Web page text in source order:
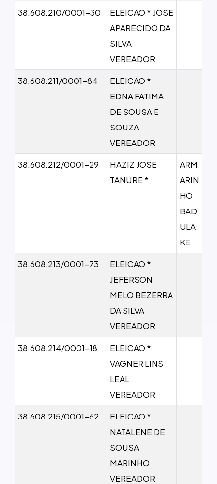
38.608.210/0001-30
ELEICAO * JOSE
APARECIDO DA
SILVA
VEREADOR
38.608.211/0001-84
ELEICAO *
EDNA FATIMA
DE SOUSA E
SOUZA
VEREADOR
38.608.212/0001-29
HAZIZ JOSE
TANURE *
ARM
ARIN
HO
BAD
ULA
KE
38.608.213/0001-73
ELEICAO *
JEFERSON
MELO BEZERRA
DA SILVA
VEREADOR
38.608.214/0001-18
ELEICAO *
VAGNER LINS
LEAL
VEREADOR
38.608.215/0001-62
ELEICAO *
NATALENE DE
SOUSA
MARINHO
VEREADOR